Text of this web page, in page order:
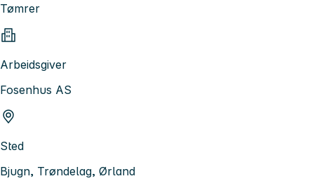
Tømrer
Arbeidsgiver
Fosenhus AS
Sted
Bjugn, Trøndelag, Ørland